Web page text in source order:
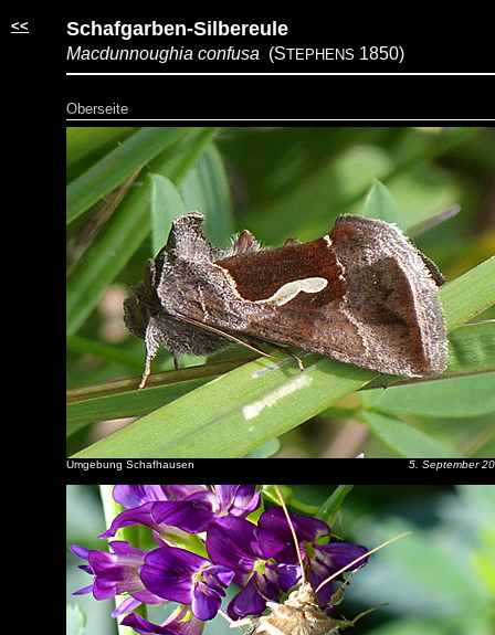
<< Schafgarben-Silbereule
Macdunnoughia confusa (STEPHENS 1850)
Oberseite
Umgebung Schafhausen 5. September